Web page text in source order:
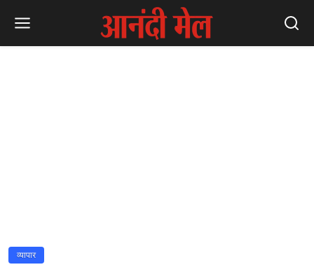
व्यापार